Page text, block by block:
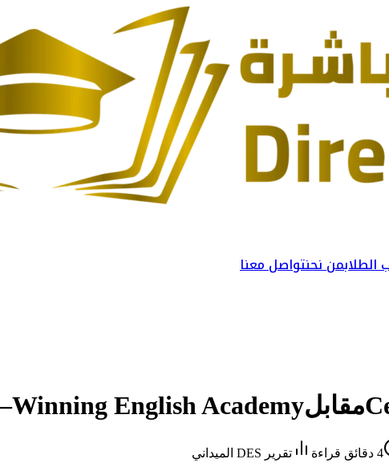
الطلابمن نحنتواصل معنا
مقابلWinning English Academy
4 دقائق قراءة تقرير DES الميداني